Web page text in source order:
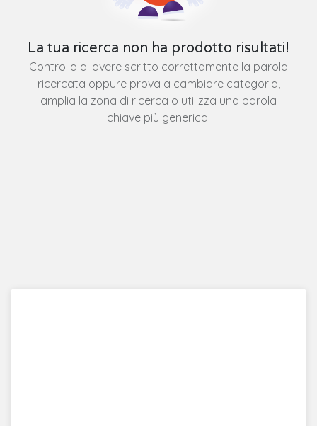
La tua ricerca non ha prodotto risultati!
Controlla di avere scritto correttamente la parola
ricercata oppure prova a cambiare categoria,
amplia la zona di ricerca o utilizza una parola
chiave più generica.